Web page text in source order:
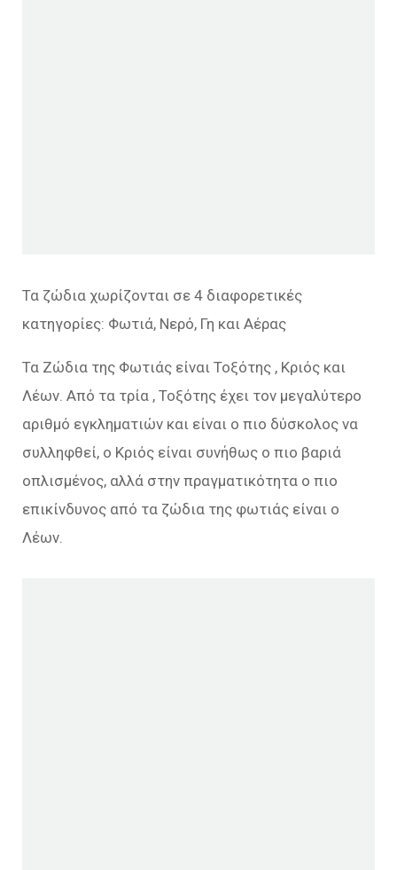
Τα ζώδια χωρίζονται σε 4 διαφορετικές
κατηγορίες: Φωτιά, Νερό, Γη και Αέρας
Τα Ζώδια της Φωτιάς είναι Τοξότης , Κριός και
Λέων. Από τα τρία , Τοξότης έχει τον μεγαλύτερο
αριθμό εγκληματιών και είναι ο πιο δύσκολος να
συλληφθεί, ο Κριός είναι συνήθως ο πιο βαριά
οπλισμένος, αλλά στην πραγματικότητα ο πιο
επικίνδυνος από τα ζώδια της φωτιάς είναι ο
Λέων.